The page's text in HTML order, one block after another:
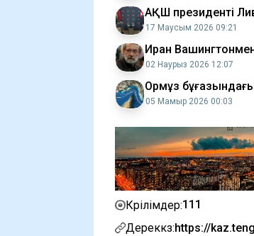
АҚШ президенті
17 Маусым 2026 09:21
Иран
02 Наурыз 2026 12:07
Ормұз
05 Мамыр 2026 00:03
Көрілімдер:111
Дереккөз:https://